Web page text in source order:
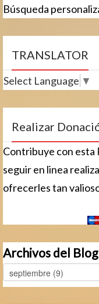
Búsqueda
TRANSLATOR
Select Language ▼
Realizar
Contribuye con esta
seguir en linea
ofrecerles tan
Archivos del Blog